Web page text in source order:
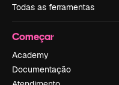
Todas as ferramentas
Começar
Academy
Documentação